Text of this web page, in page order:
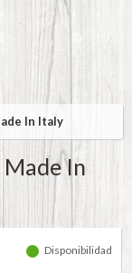
In Italy
In
Disponibilidad